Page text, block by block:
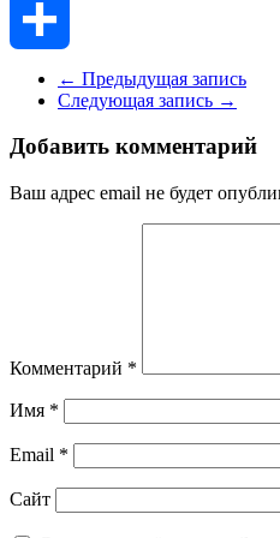
Skype
Отправить
← Предыдущая запись
Следующая запись →
Добавить комментарий
Ваш адрес email не будет
Комментарий *
Имя *
Email *
Сайт